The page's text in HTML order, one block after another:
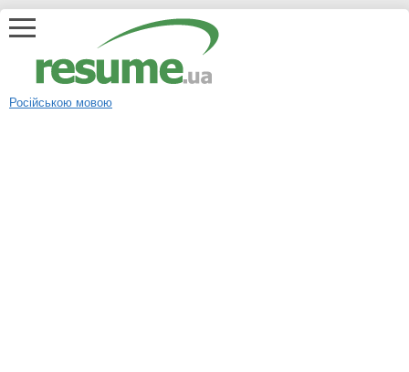
Російською мовою